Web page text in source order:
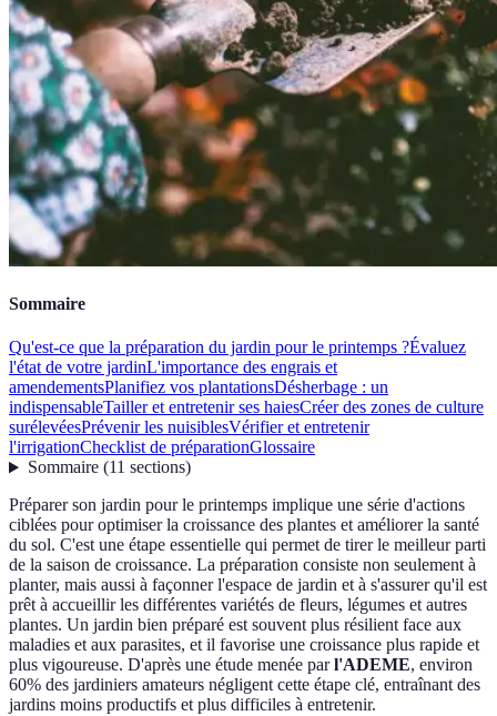
Sommaire
Qu'est-ce que la préparation du jardin pour le printemps ?Évaluez
l'état de votre jardinL'importance des engrais et
amendementsPlanifiez vos plantationsDésherbage : un
indispensableTailler et entretenir ses haiesCréer des zones de culture
surélevéesPrévenir les nuisiblesVérifier et entretenir
l'irrigationChecklist de préparationGlossaire
Sommaire(11 sections)
Préparer son jardin pour le printemps implique une série d'actions
ciblées pour optimiser la croissance des plantes et améliorer la santé
du sol. C'est une étape essentielle qui permet de tirer le meilleur parti
de la saison de croissance. La préparation consiste non seulement à
planter, mais aussi à façonner l'espace de jardin et à s'assurer qu'il est
prêt à accueillir les différentes variétés de fleurs, légumes et autres
plantes. Un jardin bien préparé est souvent plus résilient face aux
maladies et aux parasites, et il favorise une croissance plus rapide et
plus vigoureuse. D'après une étude menée parl'ADEME, environ
60% des jardiniers amateurs négligent cette étape clé, entraînant des
jardins moins productifs et plus difficiles à entretenir.